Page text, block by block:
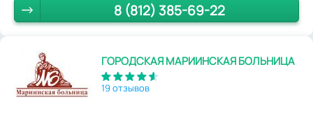
8 (812) 385-69-22
ГОРОДСКАЯ МАРИИНСКАЯ БОЛЬНИЦА
19 отзывов